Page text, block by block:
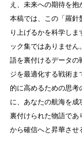
え、未来への期待を抱
本稿では、この「羅針
り上げるかを科学し
ック集ではありませ
語を裏付けるデータの
ジを最適化する戦術
的に高めるための思
に、あなたの航海を成
裏付けられた物語であ
から確信へと昇華させ